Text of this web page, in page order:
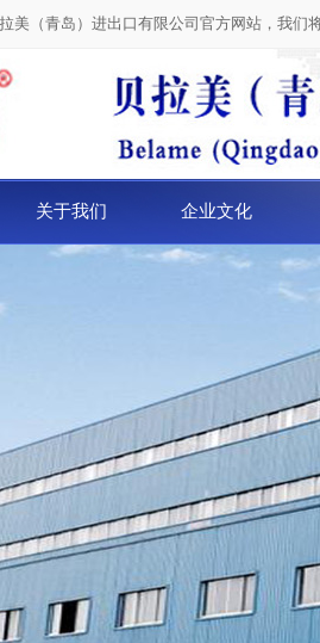
美（青岛）进出口有限公司官方网站，我们
关于我们 企业文化